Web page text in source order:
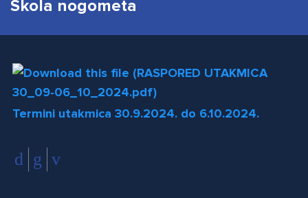
Škola nogometa
Termini utakmica 30.9.2024. do 6.10.2024.